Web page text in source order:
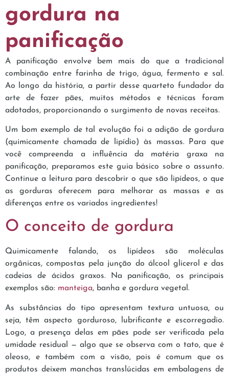
gordura na
panificação
A panificação envolve bem mais do que a tradicional
combinação entre farinha de trigo, água, fermento e sal.
Ao longo da história, a partir desse quarteto fundador da
arte de fazer pães, muitos métodos e técnicas foram
adotados, proporcionando o surgimento de novas receitas.
Um bom exemplo de tal evolução foi a adição de gordura
(quimicamente chamada de lipídio) às massas. Para que
você compreenda a influência da matéria graxa na
panificação, preparamos este guia básico sobre o assunto.
Continue a leitura para descobrir o que são lipídeos, o que
as gorduras oferecem para melhorar as massas e as
diferenças entre os variados ingredientes!
O conceito de gordura
Quimicamente falando, os lipídeos são moléculas
orgânicas, compostas pela junção do álcool glicerol e das
cadeias de ácidos graxos. Na panificação, os principais
exemplos são: manteiga, banha e gordura vegetal.
As substâncias do tipo apresentam textura untuosa, ou
seja, têm aspecto gorduroso, lubrificante e escorregadio.
Logo, a presença delas em pães pode ser verificada pela
umidade residual — algo que se observa com o tato, que é
oleoso, e também com a visão, pois é comum que os
produtos deixem manchas translúcidas em embalagens de